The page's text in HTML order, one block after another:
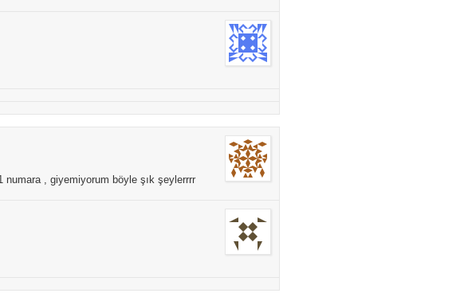
numara , giyemiyorum böyle şık şeylerrrr